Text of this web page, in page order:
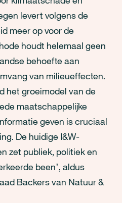
levert volgens de
meer op voor de
houdt helemaal geen
behoefte aan
van milieueffecten.
het groeimodel van de
maatschappelijke
geven is cruciaal
De huidige I&W-
zet publiek, politiek en
been’, aldus
Backers van Natuur &